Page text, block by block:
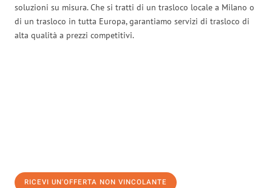
soluzioni su misura. Che si tratti di un trasloco locale a Milano o
di un trasloco in tutta Europa, garantiamo servizi di trasloco di
alta qualità a prezzi competitivi.
RICEVI UN'OFFERTA NON VINCOLANTE